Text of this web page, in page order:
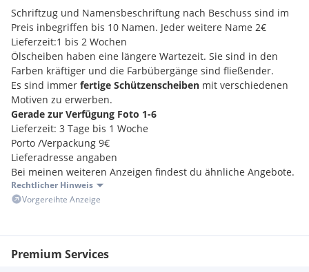
Schriftzug und Namensbeschriftung nach Beschuss sind im
Preis inbegriffen bis 10 Namen. Jeder weitere Name 2€
Lieferzeit:1 bis 2 Wochen
Ölscheiben haben eine längere Wartezeit. Sie sind in den
Farben kräftiger und die Farbübergänge sind fließender.
Es sind immer fertige Schützenscheiben mit verschiedenen
Motiven zu erwerben.
Gerade zur Verfügung Foto 1-6
Lieferzeit: 3 Tage bis 1 Woche
Porto /Verpackung 9€
Lieferadresse angaben
Bei meinen weiteren Anzeigen findest du ähnliche Angebote.
Rechtlicher Hinweis
Vorgereihte Anzeige
Premium Services